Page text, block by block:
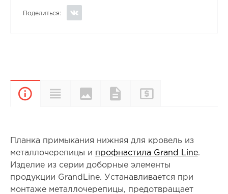
Поделиться:
ОписаниеХарактеристики
Цвета и
покрытия
Документы
Планка примыкания нижняя для кровель из
металлочерепицы и профнастила Grand Line.
Изделие из серии доборные элементы
продукции GrandLine. Устанавливается при
монтаже металлочерепицы, предотвращает